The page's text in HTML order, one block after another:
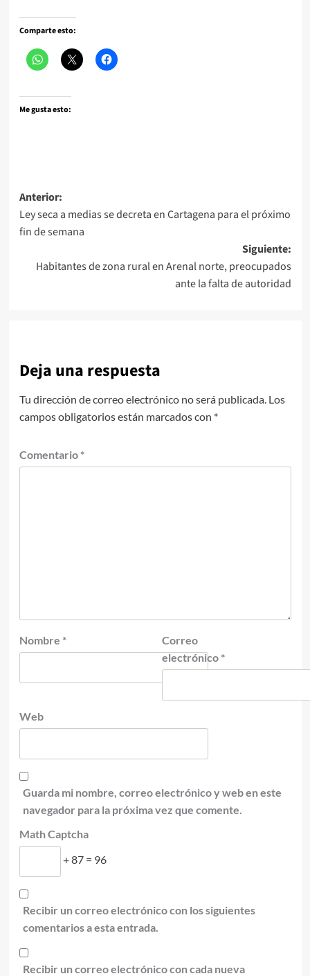
Comparte esto:
Me gusta esto:
Navegación
de
entradas
Anterior:
Ley seca a medias se decreta en Cartagena para el próximo
fin de semana
Siguiente:
Habitantes de zona rural en Arenal norte, preocupados
ante la falta de autoridad
Deja una respuesta
Tu dirección de correo electrónico no será publicada. Los
campos obligatorios están marcados con *
Comentario *
Nombre *
Correo
electrónico *
Web
Guarda mi nombre, correo electrónico y web en este
navegador para la próxima vez que comente.
Math Captcha
+ 87 = 96
Recibir un correo electrónico con los siguientes
comentarios a esta entrada.
Recibir un correo electrónico con cada nueva